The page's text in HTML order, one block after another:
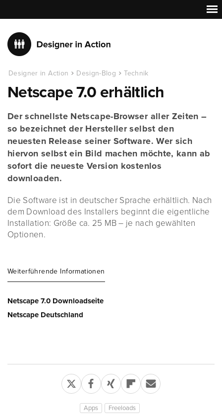
Designer in Action Design-Blog Technik
Netscape 7.0 erhältlich
Der schnellste Netscape-Browser aller Zeiten –
so bezeichnet der Hersteller selbst den
neuesten Release seiner Software. Wer sich
hiervon selbst ein Bild machen möchte, kann ab
sofort die neueste Version kostenlos
downloaden.
Die Software ist in deutscher Sprache erhältlich. Nach
dem Download des Installers beginnt die eigentliche
Installation: Größe ca. 25 MB – je nach gewählten
Optionen.
Weiterführende Informationen
Netscape 7.0 Downloadseite
Netscape Deutschland
Apps Freeloads